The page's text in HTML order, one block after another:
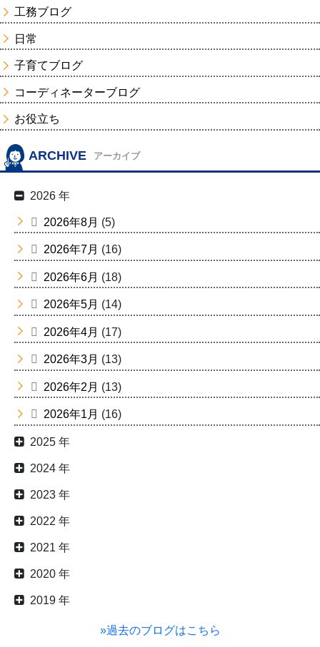
工務ブログ
日常
子育てブログ
コーディネーターブログ
お役立ち
ARCHIVE アーカイブ
2026 年
2026年8月 (5)
2026年7月 (16)
2026年6月 (18)
2026年5月 (14)
2026年4月 (17)
2026年3月 (13)
2026年2月 (13)
2026年1月 (16)
2025 年
2024 年
2023 年
2022 年
2021 年
2020 年
2019 年
»過去のブログはこちら